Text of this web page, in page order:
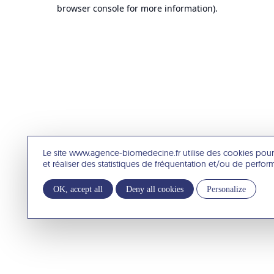
Le site www.agence-biomedecine.fr utilise des cookies
et réaliser des statistiques de fréquentation et/ou de
OK, accept all Deny all cookies Personalize
browser console for more information).